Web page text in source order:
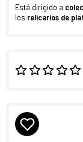
Está dirigido a
los relicarios de